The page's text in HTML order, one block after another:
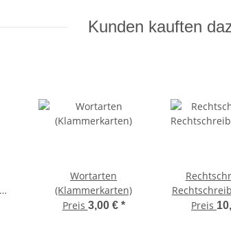
Kunden kauften
Wortarten
(Klammerkarten)
Preis 3,00 € * Preis